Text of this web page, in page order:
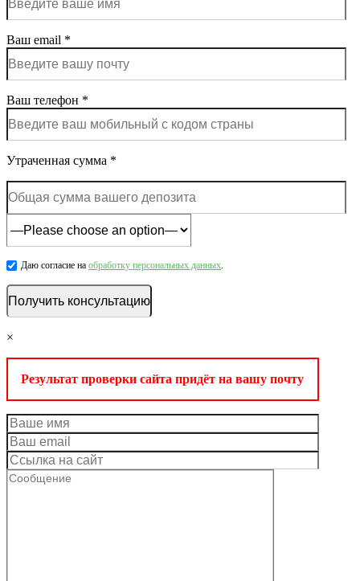
Ваш email *
Ваш телефон *
Утраченная сумма *
Даю согласие на обработку персональных данных.
×
Результат проверки сайта придёт на вашу почту